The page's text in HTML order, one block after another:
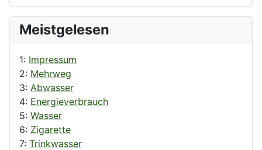
Meistgelesen
1: Impressum
2: Mehrweg
3: Abwasser
4: Energieverbrauch
5: Wasser
6: Zigarette
7: Trinkwasser